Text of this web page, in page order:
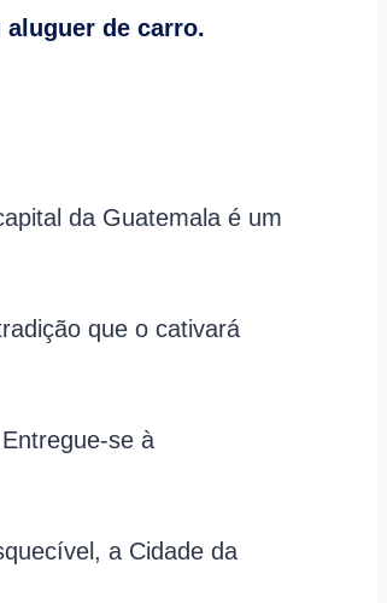
aluguer de carro.
da Guatemala é um
que o cativará
se à
a Cidade da